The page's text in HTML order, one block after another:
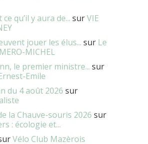
qu’il y aura de... surVIE
jouer les élus... sur Le
MICHEL
le premier ministre... sur
Emile
du 4 août 2026 sur
la Chauve-souris 2026 sur
: écologie et...
Vélo Club Mazèrois